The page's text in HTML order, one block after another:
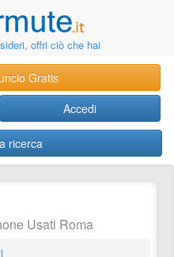
offri ciò che hai
Gratis
Accedi
ricerca
Usati Roma